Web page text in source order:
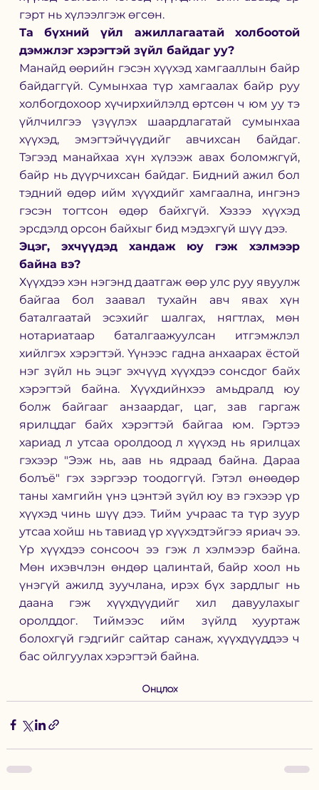
гэрт нь хүлээлгэж өгсөн.
Та бүхний үйл ажиллагаатай холбоотой
дэмжлэг хэрэгтэй зүйл байдаг уу?
Манайд өөрийн гэсэн хүүхэд хамгааллын байр
байдаггүй. Сумынхаа түр хамгаалах байр руу
холбогдохоор хүчирхийлэлд өртсөн ч юм уу тэ
үйлчилгээ үзүүлэх шаардлагатай сумынхаа
хүүхэд, эмэгтэйчүүдийг авчихсан байдаг.
Тэгээд манайхаа хүн хүлээж авах боломжгүй,
байр нь дүүрчихсан байдаг. Бидний ажил бол
тэдний өдөр ийм хүүхдийг хамгаална, ингэнэ
гэсэн тогтсон өдөр байхгүй. Хэзээ хүүхэд
эрсдэлд орсон байхыг бид мэдэхгүй шүү дээ.
Эцэг, эхчүүдэд хандаж юу гэж хэлмээр
байна вэ?
Хүүхдээ хэн нэгэнд даатгаж өөр улс руу явуулж
байгаа бол заавал тухайн авч явах хүн
баталгаатай эсэхийг шалгах, нягтлах, мөн
нотариатаар баталгаажуулсан итгэмжлэл
хийлгэх хэрэгтэй. Үүнээс гадна анхаарах ёстой
нэг зүйл нь эцэг эхчүүд хүүхдээ сонсдог байх
хэрэгтэй байна. Хүүхдийнхээ амьдралд юу
болж байгааг анзаардаг, цаг, зав гаргаж
ярилцдаг байх хэрэгтэй байгаа юм. Гэртээ
хариад л утсаа оролдоод л хүүхэд нь ярилцах
гэхээр "Ээж нь, аав нь ядраад байна. Дараа
болъё" гэх зэргээр тоодоггүй. Гэтэл өнөөдөр
таны хамгийн үнэ цэнтэй зүйл юу вэ гэхээр үр
хүүхэд чинь шүү дээ. Тийм учраас та түр зуур
утсаа хойш нь тавиад үр хүүхэдтэйгээ яриач ээ.
Үр хүүхдээ сонсооч ээ гэж л хэлмээр байна.
Мөн ихэвчлэн өндөр цалинтай, байр хоол нь
үнэгүй ажилд зуучлана, ирэх бүх зардлыг нь
даана гэж хүүхдүүдийг хил давуулахыг
оролддог. Тиймээс ийм зүйлд хууртаж
болохгүй гэдгийг сайтар санаж, хүүхдүүддээ ч
бас ойлгуулах хэрэгтэй байна.
Онцлох